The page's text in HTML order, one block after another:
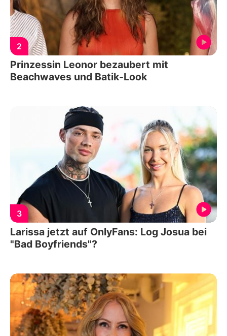
2
Prinzessin Leonor bezaubert mit
Beachwaves und Batik-Look
3
Larissa jetzt auf OnlyFans: Log Josua bei
"Bad Boyfriends"?